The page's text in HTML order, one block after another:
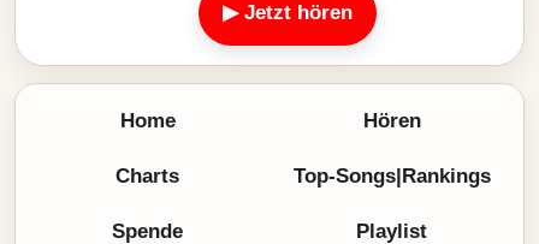
▶ Jetzt hören
Home Hören
Charts Top-Songs|Rankings
Spende Playlist